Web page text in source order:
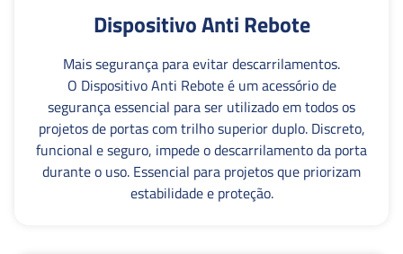
Dispositivo Anti Rebote
Mais segurança para evitar descarrilamentos.
O Dispositivo Anti Rebote é um acessório de
segurança essencial para ser utilizado em todos os
projetos de portas com trilho superior duplo. Discreto,
funcional e seguro, impede o descarrilamento da porta
durante o uso. Essencial para projetos que priorizam
estabilidade e proteção.